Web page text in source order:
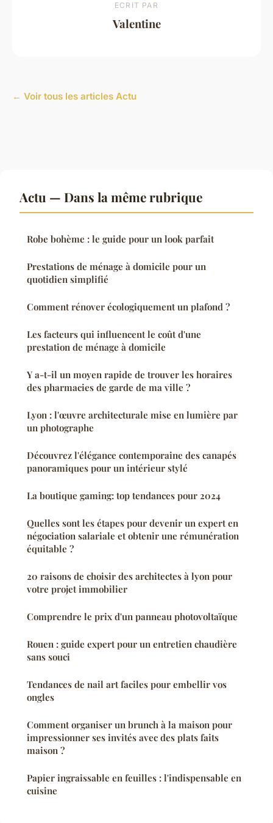
ECRIT PAR
Valentine
← Voir tous les articles Actu
Actu — Dans la même rubrique
Robe bohème : le guide pour un look parfait
Prestations de ménage à domicile pour un
quotidien simplifié
Comment rénover écologiquement un plafond ?
Les facteurs qui influencent le coût d'une
prestation de ménage à domicile
Y a-t-il un moyen rapide de trouver les horaires
des pharmacies de garde de ma ville ?
Lyon : l'œuvre architecturale mise en lumière par
un photographe
Découvrez l'élégance contemporaine des canapés
panoramiques pour un intérieur stylé
La boutique gaming: top tendances pour 2024
Quelles sont les étapes pour devenir un expert en
négociation salariale et obtenir une rémunération
équitable ?
20 raisons de choisir des architectes à lyon pour
votre projet immobilier
Comprendre le prix d'un panneau photovoltaïque
Rouen : guide expert pour un entretien chaudière
sans souci
Tendances de nail art faciles pour embellir vos
ongles
Comment organiser un brunch à la maison pour
impressionner ses invités avec des plats faits
maison ?
Papier ingraissable en feuilles : l'indispensable en
cuisine